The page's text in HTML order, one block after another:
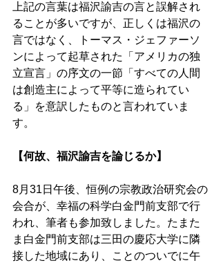
上記の言葉は福沢諭吉の言と誤解され
ることが多いですが、正しくは福沢の
言ではなく、トーマス・ジェファーソ
ンによって起草された「アメリカの独
立宣言」の序文の一節「すべての人間
は創造主によって平等に造られてい
る」を意訳したものと言われていま
す。
【何故、福沢諭吉を論じるか】
8月31日午後、恒例の宗教政治研究会の
会合が、幸福の科学白金門前支部で行
われ、筆者も参加致しました。たまた
ま白金門前支部は三田の慶応大学に隣
接した地域にあり、ことのついでに午